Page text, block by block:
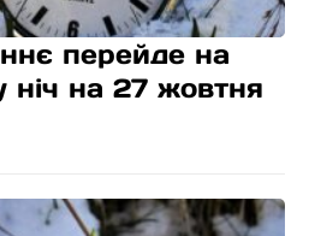
перейде на
на 27 жовтня